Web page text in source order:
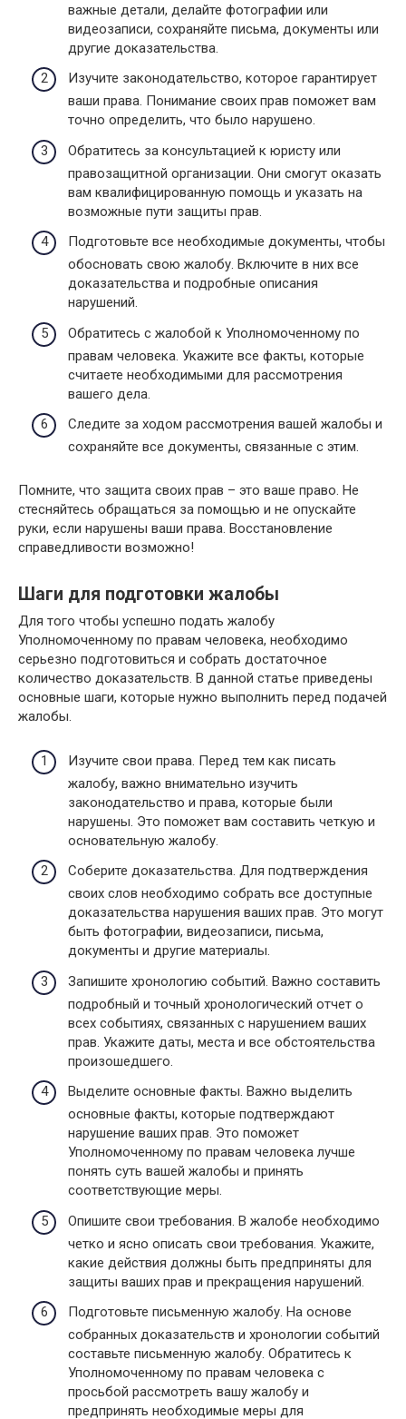
важные детали, делайте фотографии или
видеозаписи, сохраняйте письма, документы или
другие доказательства.
Изучите законодательство, которое гарантирует
ваши права. Понимание своих прав поможет вам
точно определить, что было нарушено.
Обратитесь за консультацией к юристу или
правозащитной организации. Они смогут оказать
вам квалифицированную помощь и указать на
возможные пути защиты прав.
Подготовьте все необходимые документы, чтобы
обосновать свою жалобу. Включите в них все
доказательства и подробные описания
нарушений.
Обратитесь с жалобой к Уполномоченному по
правам человека. Укажите все факты, которые
считаете необходимыми для рассмотрения
вашего дела.
Следите за ходом рассмотрения вашей жалобы и
сохраняйте все документы, связанные с этим.
Помните, что защита своих прав – это ваше право. Не
стесняйтесь обращаться за помощью и не опускайте
руки, если нарушены ваши права. Восстановление
справедливости возможно!
Шаги для подготовки жалобы
Для того чтобы успешно подать жалобу
Уполномоченному по правам человека, необходимо
серьезно подготовиться и собрать достаточное
количество доказательств. В данной статье приведены
основные шаги, которые нужно выполнить перед подачей
жалобы.
Изучите свои права. Перед тем как писать
жалобу, важно внимательно изучить
законодательство и права, которые были
нарушены. Это поможет вам составить четкую и
основательную жалобу.
Соберите доказательства. Для подтверждения
своих слов необходимо собрать все доступные
доказательства нарушения ваших прав. Это могут
быть фотографии, видеозаписи, письма,
документы и другие материалы.
Запишите хронологию событий. Важно составить
подробный и точный хронологический отчет о
всех событиях, связанных с нарушением ваших
прав. Укажите даты, места и все обстоятельства
произошедшего.
Выделите основные факты. Важно выделить
основные факты, которые подтверждают
нарушение ваших прав. Это поможет
Уполномоченному по правам человека лучше
понять суть вашей жалобы и принять
соответствующие меры.
Опишите свои требования. В жалобе необходимо
четко и ясно описать свои требования. Укажите,
какие действия должны быть предприняты для
защиты ваших прав и прекращения нарушений.
Подготовьте письменную жалобу. На основе
собранных доказательств и хронологии событий
составьте письменную жалобу. Обратитесь к
Уполномоченному по правам человека с
просьбой рассмотреть вашу жалобу и
предпринять необходимые меры для